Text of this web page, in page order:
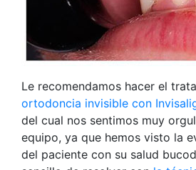
Le recomendamos hacer el
ortodoncia invisible con
del cual nos sentimos muy
equipo, ya que hemos visto la
del paciente con su salud